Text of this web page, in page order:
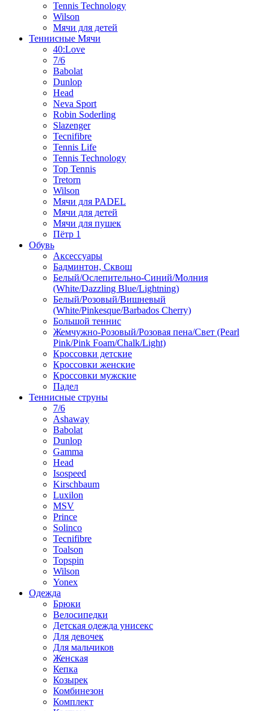
Tennis Technology
Wilson
Мячи для детей
Теннисные Мячи
40:Love
7/6
Babolat
Dunlop
Head
Neva Sport
Robin Soderling
Slazenger
Tecnifibre
Tennis Life
Tennis Technology
Top Tennis
Tretorn
Wilson
Мячи для PADEL
Мячи для детей
Мячи для пушек
Пётр 1
Обувь
Аксессуары
Бадминтон, Сквош
Белый/Ослепительно-Синий/Молния
(White/Dazzling Blue/Lightning)
Белый/Розовый/Вишневый
(White/Pinkesque/Barbados Cherry)
Большой теннис
Жемчужно-Розовый/Розовая пена/Свет (Pearl
Pink/Pink Foam/Chalk/Light)
Кроссовки детские
Кроссовки женские
Кроссовки мужские
Падел
Теннисные струны
7/6
Ashaway
Babolat
Dunlop
Gamma
Head
Isospeed
Kirschbaum
Luxilon
MSV
Prince
Solinco
Tecnifibre
Toalson
Topspin
Wilson
Yonex
Одежда
Брюки
Велосипедки
Детская одежда унисекс
Для девочек
Для мальчиков
Женская
Кепка
Козырек
Комбинезон
Комплект